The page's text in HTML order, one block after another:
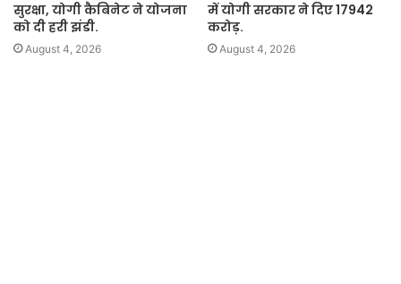
सुरक्षा, योगी कैबिनेट ने योजना
को दी हरी झंडी.
August 4, 2026
में योगी सरकार ने दिए 17942
करोड़.
August 4, 2026